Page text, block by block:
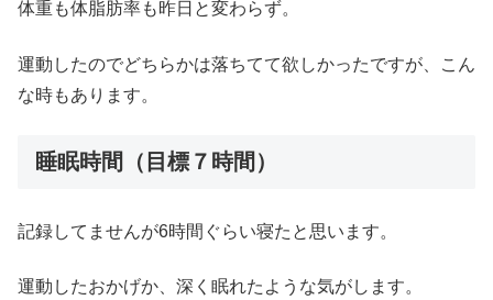
体重も体脂肪率も昨日と変わらず。
運動したのでどちらかは落ちてて欲しかったですが、こん
な時もあります。
睡眠時間（目標７時間）
記録してませんが6時間ぐらい寝たと思います。
運動したおかげか、深く眠れたような気がします。